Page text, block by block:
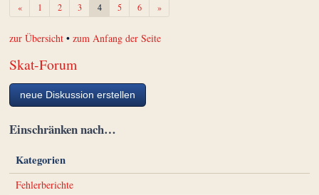
«Zurück1 2 3 4 5 6 »Weiter
zur Übersicht •zum Anfang der Seite
Skat-Forum
neue Diskussion erstellen
Einschränken nach…
Kategorien
Fehlerberichte